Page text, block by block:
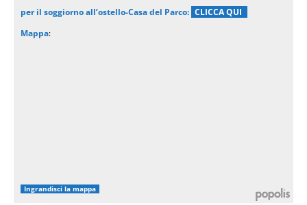
per il soggiorno all’ostello-Casa del Parco: CLICCA QUI
Mappa:
Ingrandisci la mappa